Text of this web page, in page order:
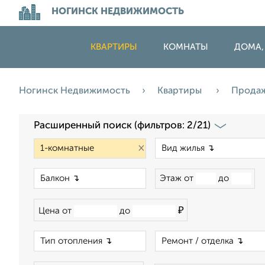
НОГИНСК НЕДВИЖИМОСТЬ
КВАРТИРЫ КОМНАТЫ ДОМА,
Ногинск Недвижимость Квартиры
Расширенный поиск (фильтров: 2/21)
×
Этаж от до
Цена от до ₽